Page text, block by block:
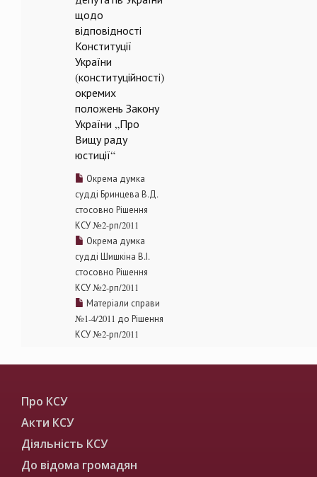
щодо
відповідності
Конституції
України
(конституційності)
окремих
положень Закону
України „Про
Вищу раду
юстиції“
Окрема думка
судді Бринцева В.Д.
стосовно Рішення
КСУ №2-рп/2011
Окрема думка
судді Шишкіна В.І.
стосовно Рішення
КСУ №2-рп/2011
Матеріали справи
№1-4/2011 до Рішення
КСУ №2-рп/2011
Про КСУ
Акти КСУ
Діяльність КСУ
До відома громадян